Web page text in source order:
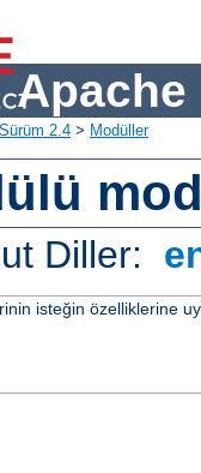
Apache
Sürüm 2.4 > Modüller
Diller:
isteğin özelliklerine